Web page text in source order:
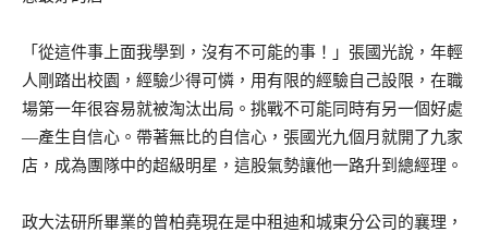
「從這件事上面我學到，沒有不可能的事！」張國光說，年輕
人剛踏出校園，經驗少得可憐，用有限的經驗自己設限，在職
場第一年很容易就被淘汰出局。挑戰不可能同時有另一個好處
—產生自信心。帶著無比的自信心，張國光九個月就開了九家
店，成為團隊中的超級明星，這股氣勢讓他一路升到總經理。
政大法研所畢業的曾柏堯現在是中租迪和城東分公司的襄理，